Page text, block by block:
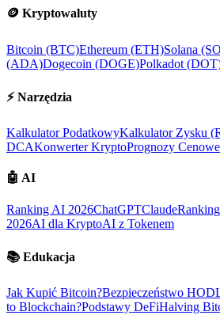
🪙 Kryptowaluty
Bitcoin (BTC)Ethereum (ETH)Solana
(ADA)Dogecoin (DOGE)Polkadot
⚡ Narzędzia
Kalkulator PodatkowyKalkulator Zysku
DCAKonwerter KryptoPrognozy Cenowe
🤖 AI
Ranking AI 2026ChatGPTClaude
2026AI dla KryptoAI z Tokenem
📚 Edukacja
Jak Kupić Bitcoin?Bezpieczeństwo
to Blockchain?Podstawy DeFiHalving